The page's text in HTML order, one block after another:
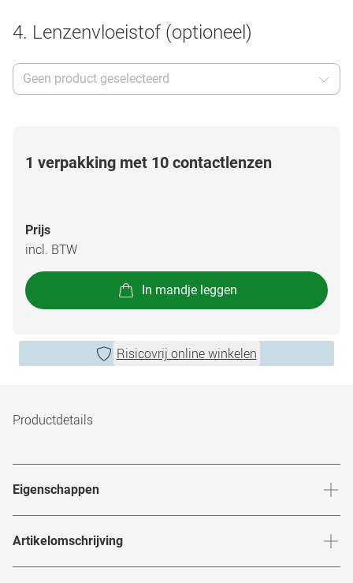
4. Lenzenvloeistof (optioneel)
Geen product geselecteerd
1 verpakking met 10 contactlenzen
Prijs
incl. BTW
In mandje leggen
Risicovrij online winkelen
Productdetails
Eigenschappen
69% watergehalte
13,8mm lensdiameter
Artikelomschrijving